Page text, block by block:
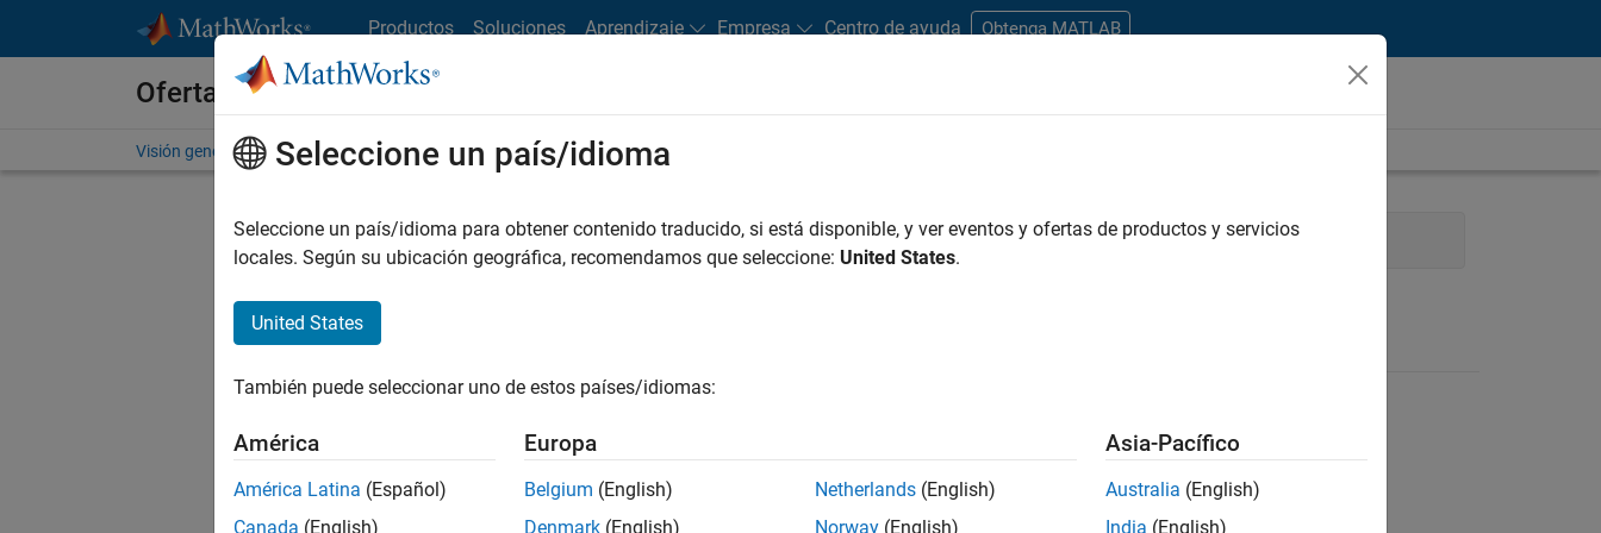
Productos Soluciones Aprendizaje Empresa Centro de ayuda Obtenga MATLAB
Ofertas de empleo en MathWorks
Visión general Búsqueda de empleo Oficinas locales Estudiantes y nuevas carreras
FILTRADO POR Marketing Services Business Model Team
No se han traducido todos los empleos. Busque por ubicación para encontrar todos los empleos en su zona.
Seleccione un país/idioma
Seleccione un país/idioma para obtener contenido traducido, si está disponible, y ver eventos y ofertas de productos y servicios
locales. Según su ubicación geográfica, recomendamos que seleccione: United States.
United States
También puede seleccionar uno de estos países/idiomas:
América
América Latina (Español)
Canada (English)
Europa
Belgium (English)
Denmark (English)
Netherlands (English)
Norway (English)
Asia-Pacífico
Australia (English)
India (English)